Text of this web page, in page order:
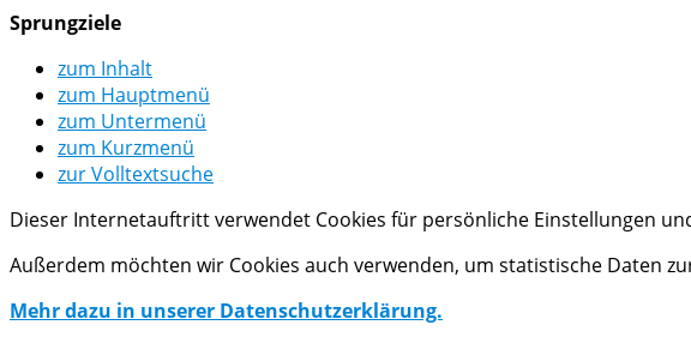
Sprungziele
zum Inhalt
zum Hauptmenü
zum Untermenü
zum Kurzmenü
zur Volltextsuche
Dieser Internetauftritt verwendet Cookies für persönliche Einstellungen
Außerdem möchten wir Cookies auch verwenden, um statistische Daten
Mehr dazu in unserer Datenschutzerklärung.